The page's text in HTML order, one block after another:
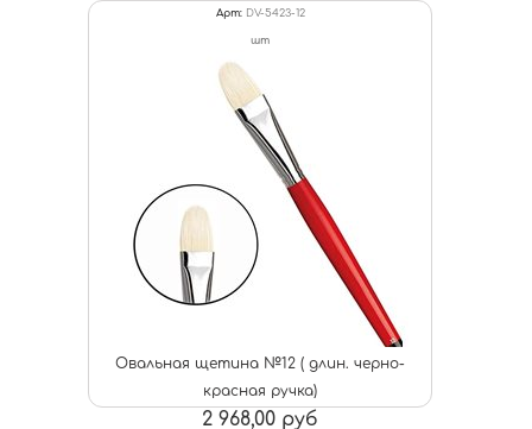
Арт: DV-5423-12
шт
Овальная щетина №12 ( длин. черно-
красная ручка)
2 968,00 руб